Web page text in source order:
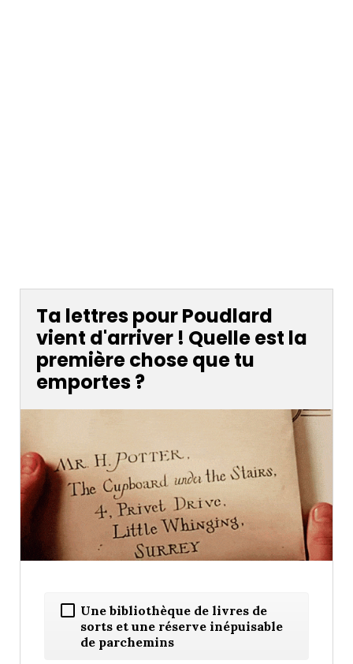
Ta lettres pour Poudlard
vient d'arriver ! Quelle est la
première chose que tu
emportes ?
Une bibliothèque de livres de
sorts et une réserve inépuisable
de parchemins